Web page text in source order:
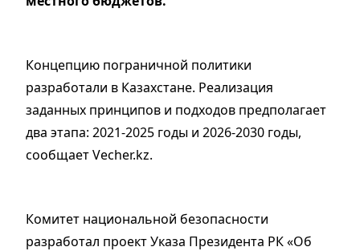
Концепцию пограничной политики
разработали в Казахстане. Реализация
заданных принципов и подходов предполагает
два этапа: 2021-2025 годы и 2026-2030 годы,
сообщает Vecher.kz.
Комитет национальной безопасности
разработал проект Указа Президента РК «Об